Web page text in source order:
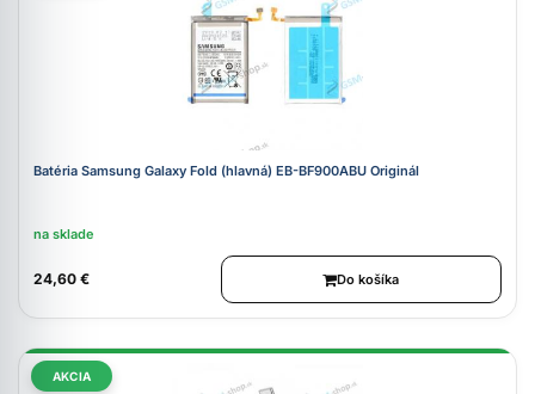
Batéria Samsung Galaxy Fold (hlavná) EB-BF900ABU Originál
na sklade
24,60 € Do košíka
AKCIA